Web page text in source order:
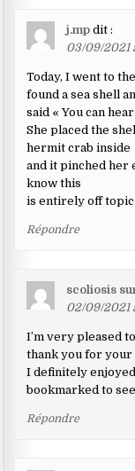
j.mp dit :
03/09/2021
Today, I went to
found a sea shell
said « You can
She placed the
hermit crab inside
and it pinched her
know this
is entirely off topic
Répondre
scoliosis
02/09/2021
I’m very pleased
thank you for
I definitely
bookmarked to
Répondre